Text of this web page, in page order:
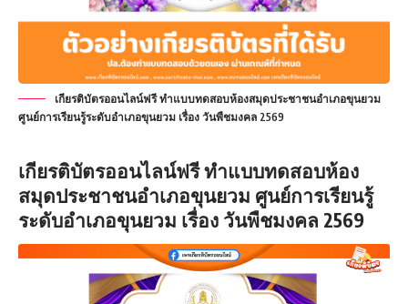
เกียรติบัตรออนไลน์ฟรี ทำแบบทดสอบห้องสมุดประชาชนอำเภอขุนยวม
ศูนย์การเรียนรู้ระดับอำเภอขุนยวม เรื่อง วันพืชมงคล 2569
เกียรติบัตรออนไลน์ฟรี ทำแบบทดสอบห้อง
สมุดประชาชนอำเภอขุนยวม ศูนย์การเรียนรู้
ระดับอำเภอขุนยวม เรื่อง วันพืชมงคล 2569